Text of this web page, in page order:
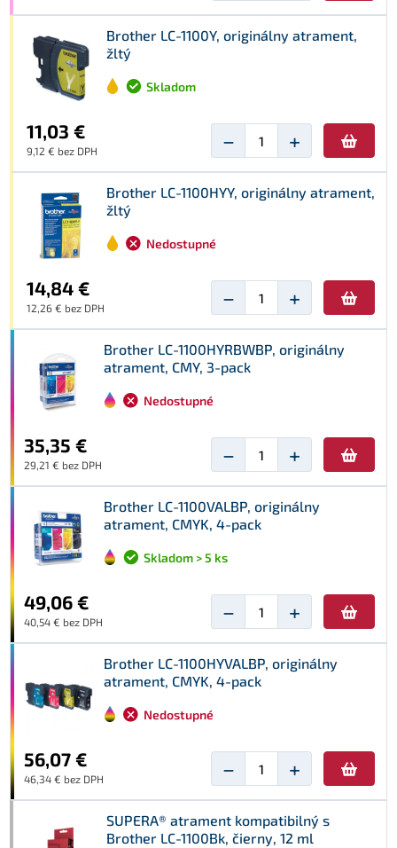
Brother LC-1100Y, originálny atrament,
žltý
Skladom
11,03 €
9,12 € bez DPH − +
Brother LC-1100HYY, originálny atrament,
žltý
Nedostupné
14,84 €
12,26 € bez DPH − +
Brother LC-1100HYRBWBP, originálny
atrament, CMY, 3-pack
Nedostupné
35,35 €
29,21 € bez DPH − +
Brother LC-1100VALBP, originálny
atrament, CMYK, 4-pack
Skladom > 5 ks
49,06 €
40,54 € bez DPH − +
Brother LC-1100HYVALBP, originálny
atrament, CMYK, 4-pack
Nedostupné
56,07 €
46,34 € bez DPH − +
SUPERA® atrament kompatibilný s
Brother LC-1100Bk, čierny, 12 ml